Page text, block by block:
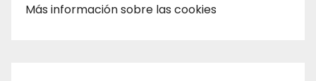
Más información sobre las cookies